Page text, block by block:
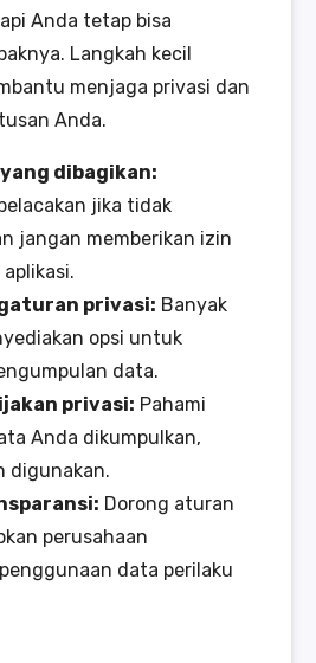
Anda tetap bisa
Langkah kecil
menjaga privasi dan
Anda.
dibagikan:
jika tidak
jangan memberikan izin
privasi: Banyak
opsi untuk
data.
privasi: Pahami
Anda dikumpulkan,
digunakan.
Dorong aturan
perusahaan
data perilaku